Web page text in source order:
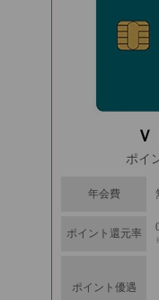
Ｖ
ポイ
年会費
ポイント還元率
ポイント優遇